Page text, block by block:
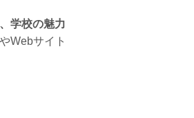
学校の魅力
Webサイト